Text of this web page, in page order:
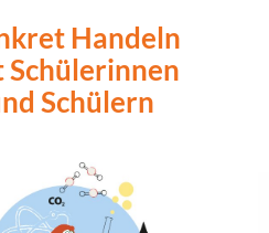
Handeln
Schülerinnen
Schülern